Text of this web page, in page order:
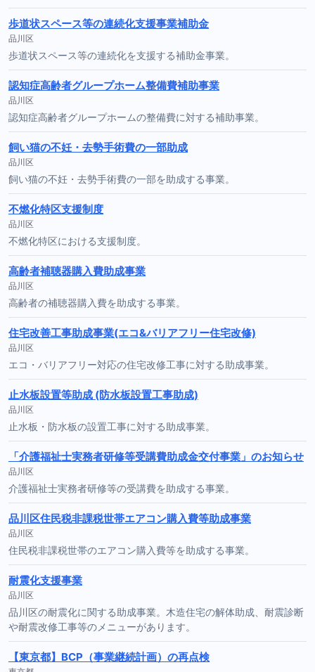
歩道状スペース等の連続化支援事業補助金
品川区
歩道状スペース等の連続化を支援する補助金事業。
認知症高齢者グループホーム整備費補助事業
品川区
認知症高齢者グループホームの整備費に対する補助事業。
飼い猫の不妊・去勢手術費の一部助成
品川区
飼い猫の不妊・去勢手術費の一部を助成する事業。
不燃化特区支援制度
品川区
不燃化特区における支援制度。
高齢者補聴器購入費助成事業
品川区
高齢者の補聴器購入費を助成する事業。
住宅改善工事助成事業(エコ&バリアフリー住宅改修)
品川区
エコ・バリアフリー対応の住宅改修工事に対する助成事業。
止水板設置等助成 (防水板設置工事助成)
品川区
止水板・防水板の設置工事に対する助成事業。
「介護福祉士実務者研修等受講費助成金交付事業」のお知らせ
品川区
介護福祉士実務者研修等の受講費を助成する事業。
品川区住民税非課税世帯エアコン購入費等助成事業
品川区
住民税非課税世帯のエアコン購入費等を助成する事業。
耐震化支援事業
品川区
品川区の耐震化に関する助成事業。木造住宅の解体助成、耐震診断
や耐震改修工事等のメニューがあります。
【東京都】BCP（事業継続計画）の再点検